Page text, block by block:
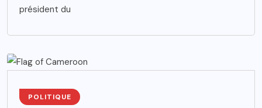
président du
POLITIQUE